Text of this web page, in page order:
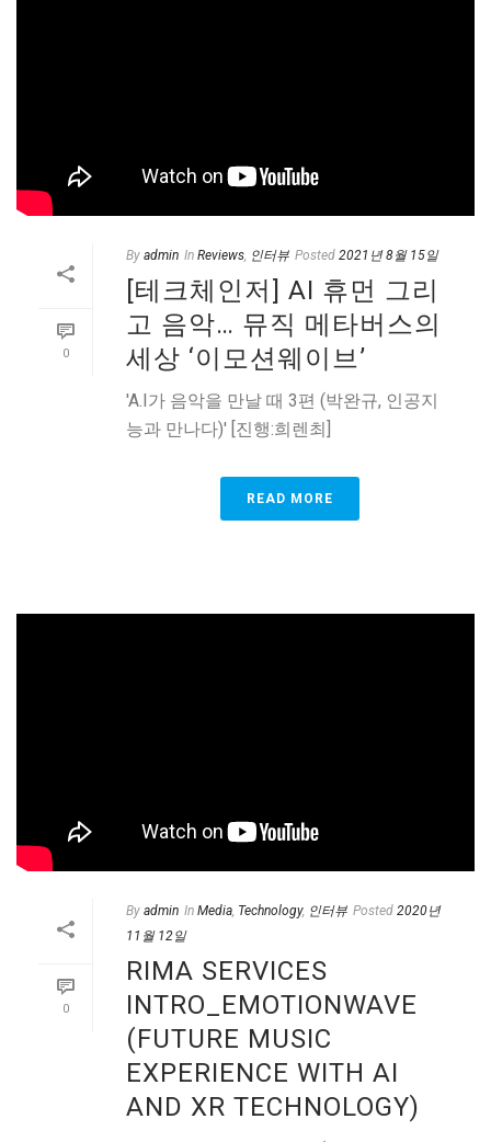
0
By admin In Reviews, 인터뷰 Posted 2021년 8월 15일
[테크체인저] AI 휴먼 그리
고 음악… 뮤직 메타버스의
세상 ‘이모션웨이브’
'A.I가 음악을 만날 때 3편 (박완규, 인공지
능과 만나다)' [진행:희렌최]
READ MORE
0
By admin In Media, Technology, 인터뷰 Posted 2020년
11월 12일
RIMA SERVICES
INTRO_EMOTIONWAVE
(FUTURE MUSIC
EXPERIENCE WITH AI
AND XR TECHNOLOGY)